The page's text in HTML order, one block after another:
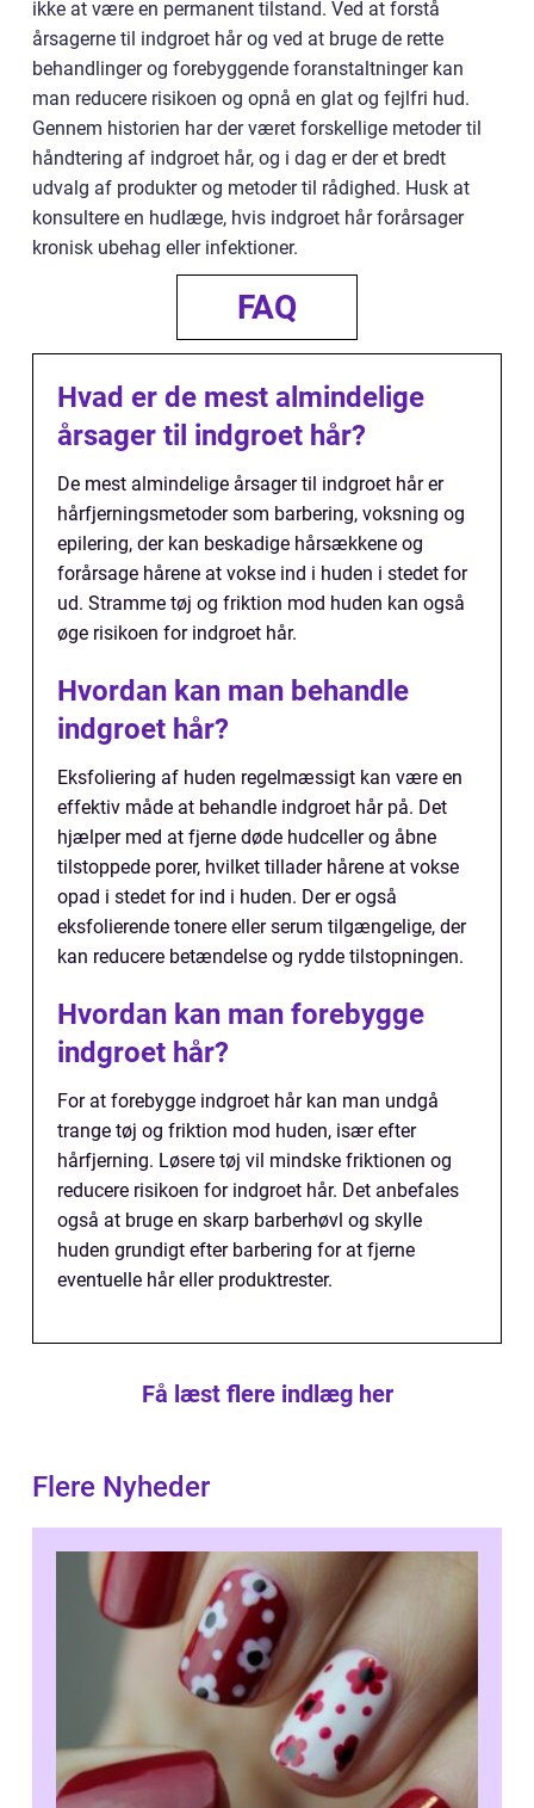
ikke at være en permanent tilstand. Ved at forstå
årsagerne til indgroet hår og ved at bruge de rette
behandlinger og forebyggende foranstaltninger kan
man reducere risikoen og opnå en glat og fejlfri hud.
Gennem historien har der været forskellige metoder til
håndtering af indgroet hår, og i dag er der et bredt
udvalg af produkter og metoder til rådighed. Husk at
konsultere en hudlæge, hvis indgroet hår forårsager
kronisk ubehag eller infektioner.
FAQ
Hvad er de mest almindelige
årsager til indgroet hår?
De mest almindelige årsager til indgroet hår er
hårfjerningsmetoder som barbering, voksning og
epilering, der kan beskadige hårsækkene og
forårsage hårene at vokse ind i huden i stedet for
ud. Stramme tøj og friktion mod huden kan også
øge risikoen for indgroet hår.
Hvordan kan man behandle
indgroet hår?
Eksfoliering af huden regelmæssigt kan være en
effektiv måde at behandle indgroet hår på. Det
hjælper med at fjerne døde hudceller og åbne
tilstoppede porer, hvilket tillader hårene at vokse
opad i stedet for ind i huden. Der er også
eksfolierende tonere eller serum tilgængelige, der
kan reducere betændelse og rydde tilstopningen.
Hvordan kan man forebygge
indgroet hår?
For at forebygge indgroet hår kan man undgå
trange tøj og friktion mod huden, især efter
hårfjerning. Løsere tøj vil mindske friktionen og
reducere risikoen for indgroet hår. Det anbefales
også at bruge en skarp barberhøvl og skylle
huden grundigt efter barbering for at fjerne
eventuelle hår eller produktrester.
Få læst flere indlæg her
Flere Nyheder